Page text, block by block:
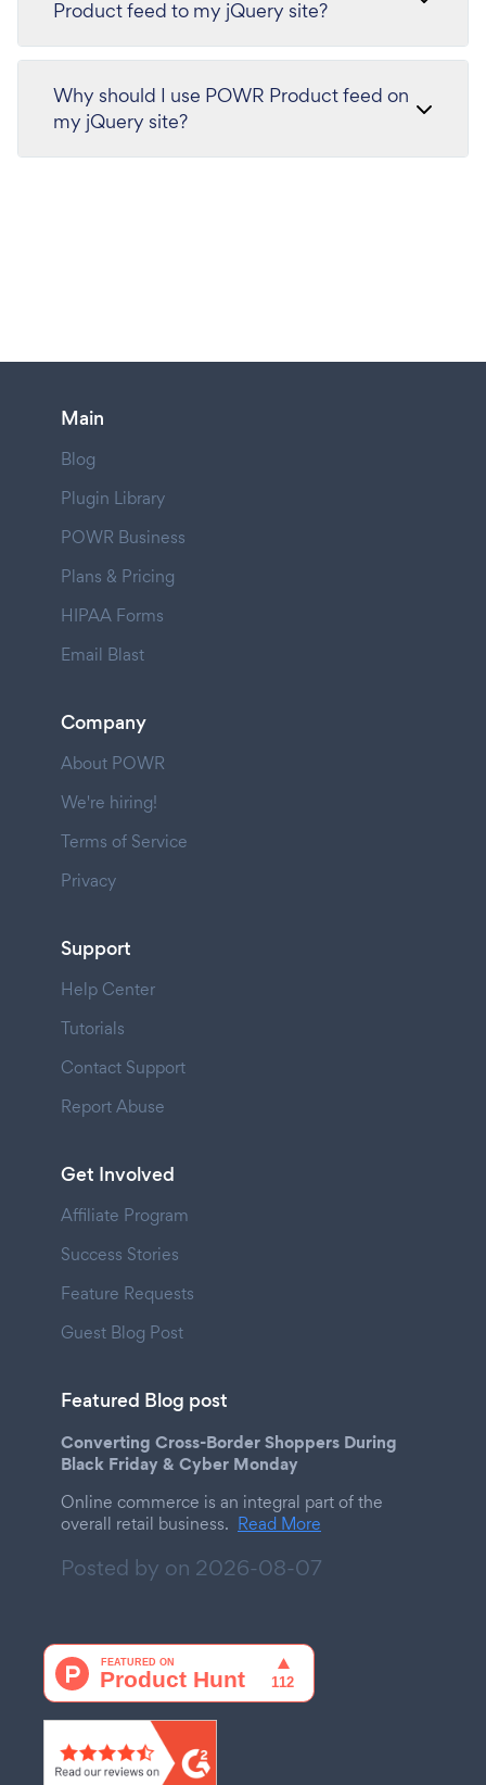
Product feed to my jQuery site?
Why should I use POWR Product feed on
my jQuery site?
Main
Blog
Plugin Library
POWR Business
Plans & Pricing
HIPAA Forms
Email Blast
Company
About POWR
We're hiring!
Terms of Service
Privacy
Support
Help Center
Tutorials
Contact Support
Report Abuse
Get Involved
Affiliate Program
Success Stories
Feature Requests
Guest Blog Post
Featured Blog post
Converting Cross-Border Shoppers During
Black Friday & Cyber Monday
Online commerce is an integral part of the
overall retail business. Read More
Posted by on 2026-08-07